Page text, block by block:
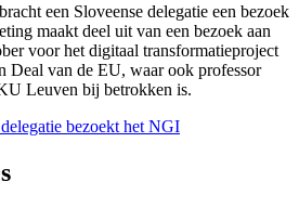
een Sloveense delegatie een bezoek
maakt deel uit van een bezoek aan
voor het digitaal transformatieproject
Deal van de EU, waar ook professor
Leuven bij betrokken is.
bezoekt het NGI